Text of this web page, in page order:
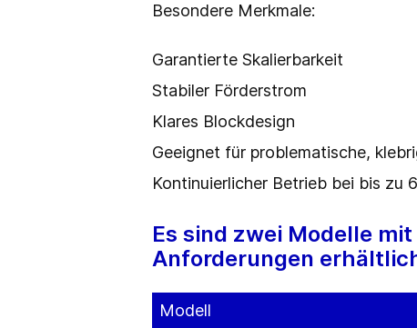
Besondere Merkmale:
Garantierte Skalierbarkeit
Stabiler Förderstrom
Klares Blockdesign
Geeignet für problematische,
Kontinuierlicher Betrieb bei bis zu
Es sind zwei Modelle
Anforderungen
Modell